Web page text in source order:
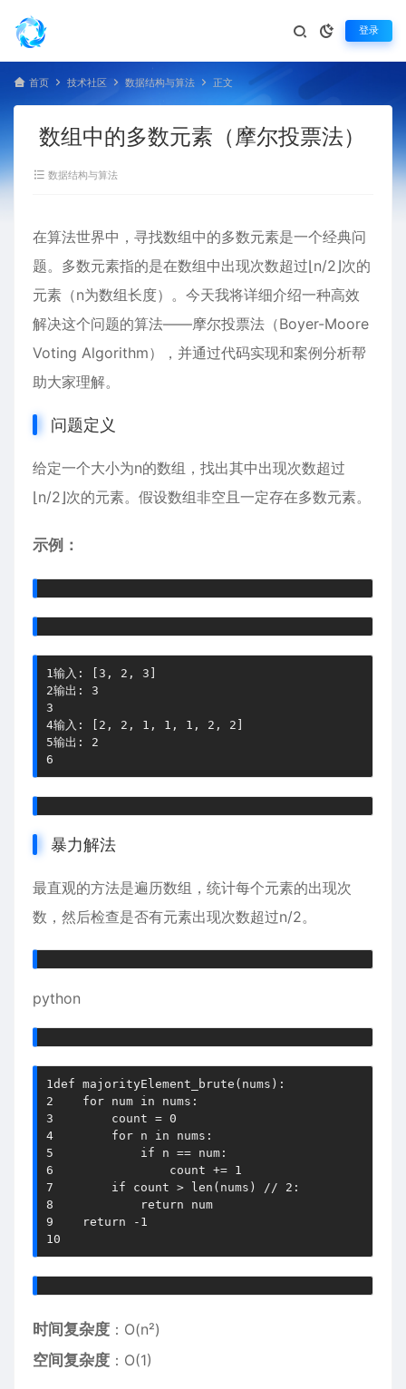
登录
首页 技术社区 数据结构与算法 正文
数组中的多数元素（摩尔投票法）
数据结构与算法
在算法世界中，寻找数组中的多数元素是一个经典问
题。多数元素指的是在数组中出现次数超过⌊n/2⌋次的
元素（n为数组长度）。今天我将详细介绍一种高效
解决这个问题的算法——摩尔投票法（Boyer-Moore
Voting Algorithm），并通过代码实现和案例分析帮
助大家理解。
问题定义
给定一个大小为n的数组，找出其中出现次数超过
⌊n/2⌋次的元素。假设数组非空且一定存在多数元素。
示例：
1输入 : 3 , 2 , 3
2输出 :
3
3
4输入 : 2 , 2 , 1 , 1 , 1 , 2 , 2
5输出 :
2
6
暴力解法
最直观的方法是遍历数组，统计每个元素的出现次
数，然后检查是否有元素出现次数超过n/2。
python
1def majorityElement_brute ( nums ) :
2
for num in nums :
3
        count
= 0
4
for n in nums :
5
if n == num :
6
                count
+= 1
7
if count > len ( nums ) // 2 :
8
return
9
return - 1
10
时间复杂度 ：O(n²)
空间复杂度 ：O(1)